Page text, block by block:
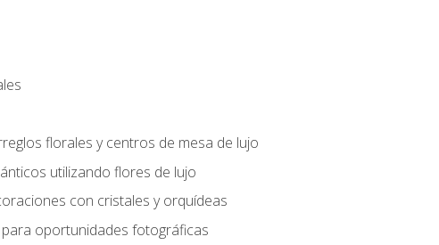
florales y centros de mesa de lujo
utilizando flores de lujo
con cristales y orquídeas
oportunidades fotográficas